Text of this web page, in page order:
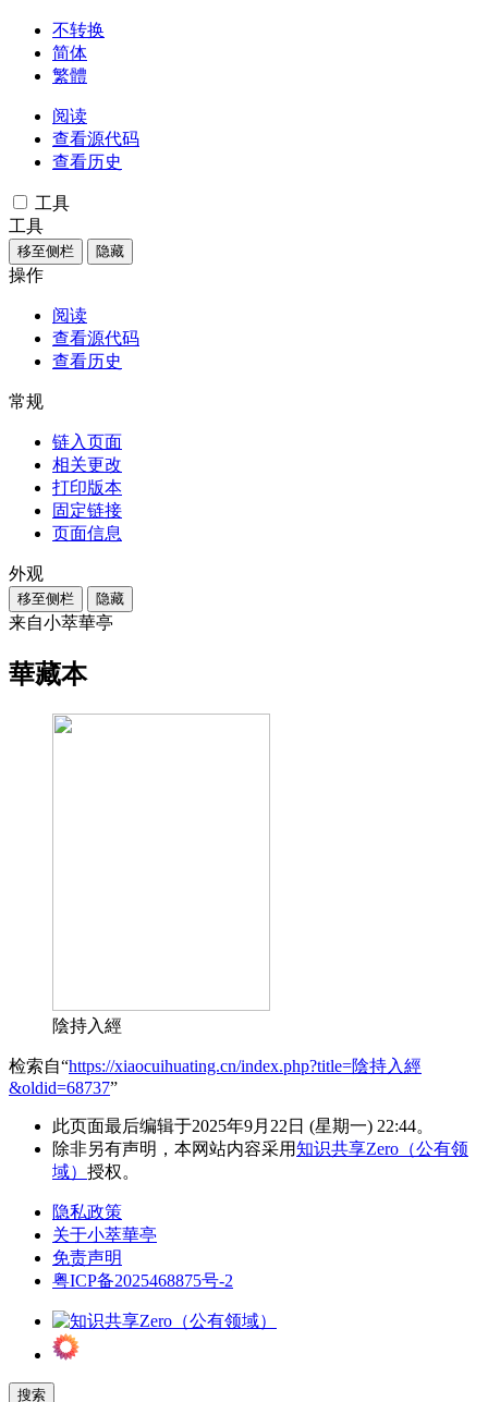
不转换
简体
繁體
阅读
查看源代码
查看历史
工具
工具
移至侧栏 隐藏
操作
阅读
查看源代码
查看历史
常规
链入页面
相关更改
打印版本
固定链接
页面信息
外观
移至侧栏 隐藏
来自小萃華亭
華藏本
陰持入經
检索自“https://xiaocuihuating.cn/index.php?title=陰持入經
&oldid=68737”
此页面最后编辑于2025年9月22日 (星期一) 22:44。
除非另有声明，本网站内容采用知识共享Zero（公有领
域） 授权。
隐私政策
关于小萃華亭
免责声明
粤ICP备2025468875号-2
搜索